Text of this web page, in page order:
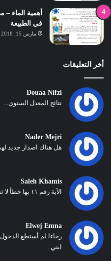
أهمية الماء –
في الطبيعة
مارس 15, 2018
أخر التعليقات
Douaa Nifzi
نتائج المعدل السنوي...
Nader Mejri
هل هناك اصدار جديد
Saleh Khamis
الآية رقم ١١ بها خطأ لا تَسْمَعُ فِيها لاغِيَةً لقد ضمت التا...
Elwej Emna
رجاءا لم أستطع الدخول
ابني...